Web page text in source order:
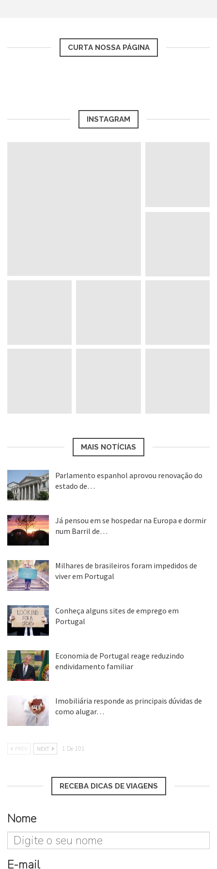
CURTA NOSSA PÁGINA
INSTAGRAM
MAIS NOTÍCIAS
Parlamento espanhol aprovou renovação do
estado de…
Já pensou em se hospedar na Europa e dormir
num Barril de…
Milhares de brasileiros foram impedidos de
viver em Portugal
Conheça alguns sites de emprego em
Portugal
Economia de Portugal reage reduzindo
endividamento familiar
Imobiliária responde as principais dúvidas de
como alugar…
PREV NEXT 1 De 101
RECEBA DICAS DE VIAGENS
Nome
E-mail